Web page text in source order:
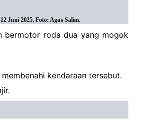
Juni 2025. Foto: Agus Salim.
bermotor roda dua yang mogok
kendaraan tersebut.